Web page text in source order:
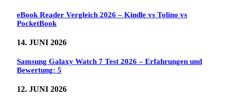
eBook Reader Vergleich 2026 – Kindle vs Tolino vs
PocketBook
14. JUNI 2026
Samsung Galaxy Watch 7 Test 2026 – Erfahrungen und
Bewertung: 5
12. JUNI 2026